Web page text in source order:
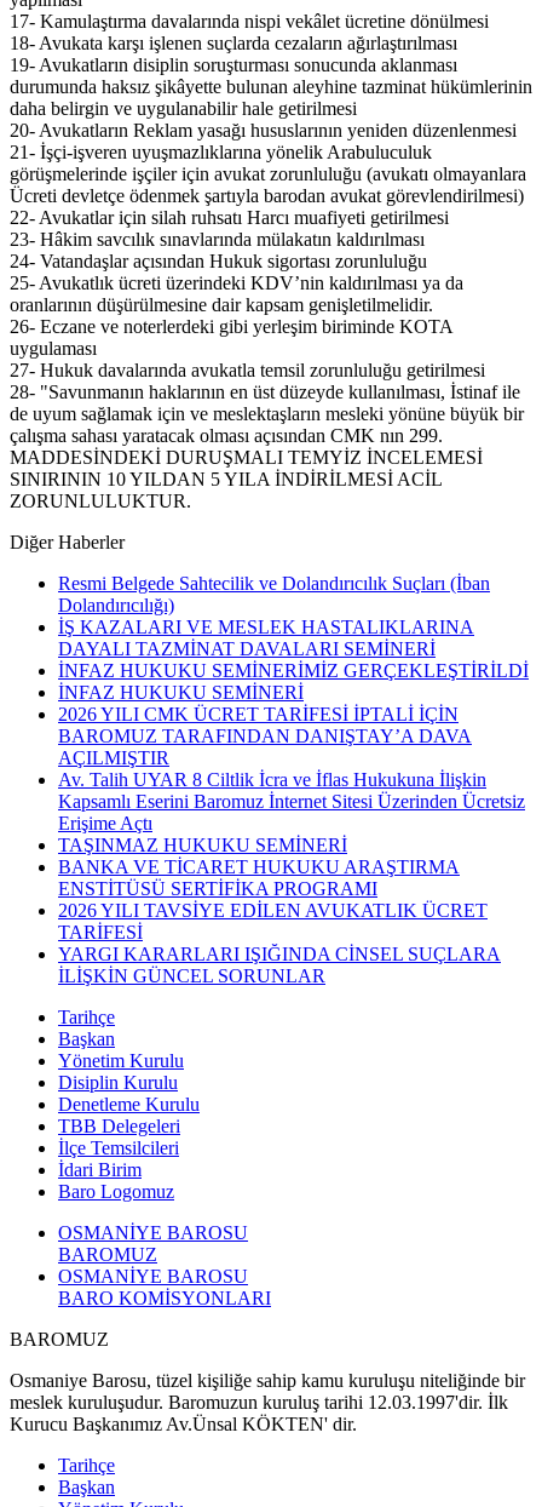
17- Kamulaştırma davalarında nispi vekâlet ücretine dönülmesi
18- Avukata karşı işlenen suçlarda cezaların ağırlaştırılması
19- Avukatların disiplin soruşturması sonucunda aklanması
durumunda haksız şikâyette bulunan aleyhine tazminat hükümlerinin
daha belirgin ve uygulanabilir hale getirilmesi
20- Avukatların Reklam yasağı hususlarının yeniden düzenlenmesi
21- İşçi-işveren uyuşmazlıklarına yönelik Arabuluculuk
görüşmelerinde işçiler için avukat zorunluluğu (avukatı olmayanlara
Ücreti devletçe ödenmek şartıyla barodan avukat görevlendirilmesi)
22- Avukatlar için silah ruhsatı Harcı muafiyeti getirilmesi
23- Hâkim savcılık sınavlarında mülakatın kaldırılması
24- Vatandaşlar açısından Hukuk sigortası zorunluluğu
25- Avukatlık ücreti üzerindeki KDV’nin kaldırılması ya da
oranlarının düşürülmesine dair kapsam genişletilmelidir.
26- Eczane ve noterlerdeki gibi yerleşim biriminde KOTA
uygulaması
27- Hukuk davalarında avukatla temsil zorunluluğu getirilmesi
28- "Savunmanın haklarının en üst düzeyde kullanılması, İstinaf ile
de uyum sağlamak için ve meslektaşların mesleki yönüne büyük bir
çalışma sahası yaratacak olması açısından CMK nın 299.
MADDESİNDEKİ DURUŞMALI TEMYİZ İNCELEMESİ
SINIRININ 10 YILDAN 5 YILA İNDİRİLMESİ ACİL
ZORUNLULUKTUR.
Diğer Haberler
Resmi Belgede Sahtecilik ve Dolandırıcılık Suçları (İban
Dolandırıcılığı)
İŞ KAZALARI VE MESLEK HASTALIKLARINA
DAYALI TAZMİNAT DAVALARI SEMİNERİ
İNFAZ HUKUKU SEMİNERİMİZ GERÇEKLEŞTİRİLDİ
İNFAZ HUKUKU SEMİNERİ
2026 YILI CMK ÜCRET TARİFESİ İPTALİ İÇİN
BAROMUZ TARAFINDAN DANIŞTAY’A DAVA
AÇILMIŞTIR
Av. Talih UYAR 8 Ciltlik İcra ve İflas Hukukuna İlişkin
Kapsamlı Eserini Baromuz İnternet Sitesi Üzerinden Ücretsiz
Erişime Açtı
TAŞINMAZ HUKUKU SEMİNERİ
BANKA VE TİCARET HUKUKU ARAŞTIRMA
ENSTİTÜSÜ SERTİFİKA PROGRAMI
2026 YILI TAVSİYE EDİLEN AVUKATLIK ÜCRET
TARİFESİ
YARGI KARARLARI IŞIĞINDA CİNSEL SUÇLARA
İLİŞKİN GÜNCEL SORUNLAR
Tarihçe
Başkan
Yönetim Kurulu
Disiplin Kurulu
Denetleme Kurulu
TBB Delegeleri
İlçe Temsilcileri
İdari Birim
Baro Logomuz
OSMANİYE BAROSU
BAROMUZ
OSMANİYE BAROSU
BARO KOMİSYONLARI
BAROMUZ
Osmaniye Barosu, tüzel kişiliğe sahip kamu kuruluşu niteliğinde bir
meslek kuruluşudur. Baromuzun kuruluş tarihi 12.03.1997'dir. İlk
Kurucu Başkanımız Av.Ünsal KÖKTEN' dir.
Tarihçe
Başkan